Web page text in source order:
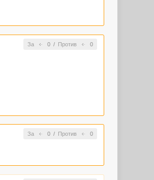
За 0/ Против 0
За 0/ Против 0